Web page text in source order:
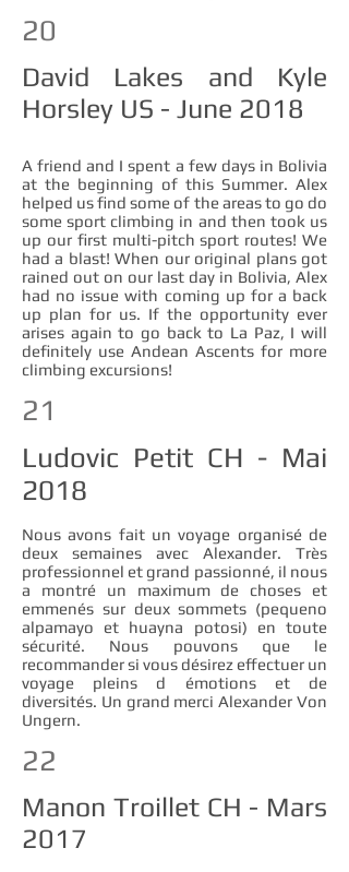
20
David Lakes and Kyle
Horsley US - June 2018
A friend and I spent a few days in Bolivia
at the beginning of this Summer. Alex
helped us find some of the areas to go do
some sport climbing in and then took us
up our first multi-pitch sport routes! We
had a blast! When our original plans got
rained out on our last day in Bolivia, Alex
had no issue with coming up for a back
up plan for us. If the opportunity ever
arises again to go back to La Paz, I will
definitely use Andean Ascents for more
climbing excursions!
21
Ludovic Petit CH - Mai
2018
Nous avons fait un voyage organisé de
deux semaines avec Alexander. Très
professionnel et grand passionné, il nous
a montré un maximum de choses et
emmenés sur deux sommets (pequeno
alpamayo et huayna potosi) en toute
sécurité. Nous pouvons que le
recommander si vous désirez effectuer un
voyage pleins d émotions et de
diversités. Un grand merci Alexander Von
Ungern.
22
Manon Troillet CH - Mars
2017